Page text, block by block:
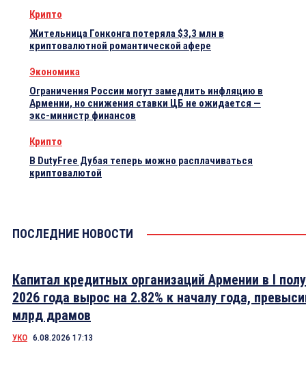
Крипто
Жительница Гонконга потеряла $3,3 млн в
криптовалютной романтической афере
Экономика
Ограничения России могут замедлить инфляцию в
Армении, но снижения ставки ЦБ не ожидается —
экс-министр финансов
Крипто
В DutyFree Дубая теперь можно расплачиваться
криптовалютой
ПОСЛЕДНИЕ НОВОСТИ
Капитал кредитных организаций Армении в I
2026 года вырос на 2.82% к началу года,
млрд драмов
УКО 6.08.2026 17:13